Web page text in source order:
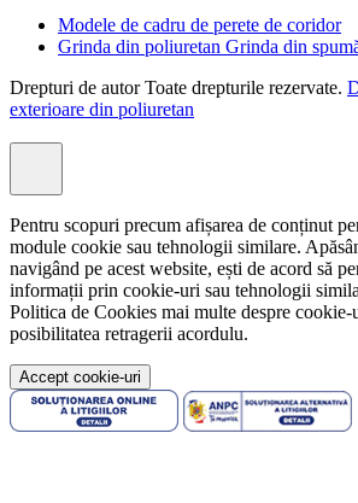
Modele de cadru de perete de coridor
Grinda din poliuretan Grinda din
Drepturi de autor Toate drepturile rezervate.
exterioare din poliuretan
Pentru scopuri precum afișarea de conținut
module cookie sau tehnologii similare.
navigând pe acest website, ești de acord să
informații prin cookie-uri sau tehnologii
Politica de Cookies mai multe despre
posibilitatea retragerii acordulu.
Accept cookie-uri